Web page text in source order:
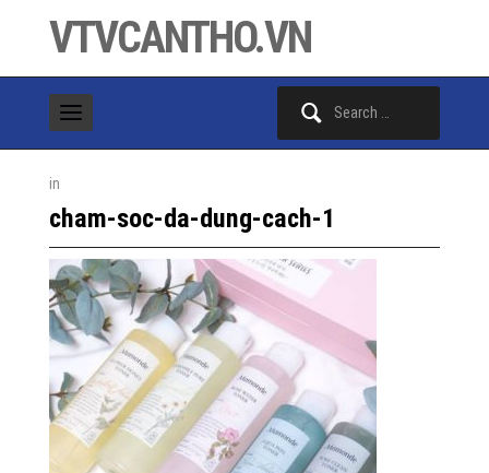
VTVCANTHO.VN
in
cham-soc-da-dung-cach-1